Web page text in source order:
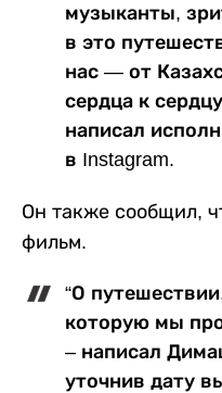
музыканты,
в это
нас — от
сердца к
написал
в Instagram.
Он также сообщил,
фильм.
“О
которую мы
– написал
уточнив дату